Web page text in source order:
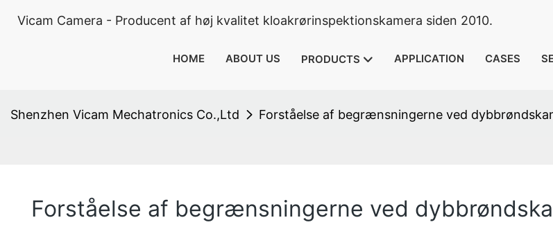
Vicam Camera - Producent af høj kvalitet kloakrørinspektionskamera siden 2010.
HOME ABOUT US PRODUCTS APPLICATION CASES
Shenzhen Vicam Mechatronics Co.,Ltd Forståelse af begrænsningerne ved
Forståelse af begrænsningerne ved